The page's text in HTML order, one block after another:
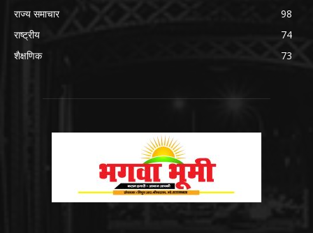
राज्य समाचार
98
राष्ट्रीय
74
शैक्षणिक
73